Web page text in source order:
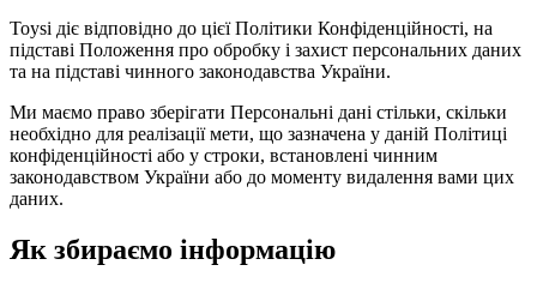
Toysi діє відповідно до цієї Політики Конфіденційності, на
підставі Положення про обробку і захист персональних даних
та на підставі чинного законодавства України.
Ми маємо право зберігати Персональні дані стільки, скільки
необхідно для реалізації мети, що зазначена у даній Політиці
конфіденційності або у строки, встановлені чинним
законодавством України або до моменту видалення вами цих
даних.
Як збираємо інформацію